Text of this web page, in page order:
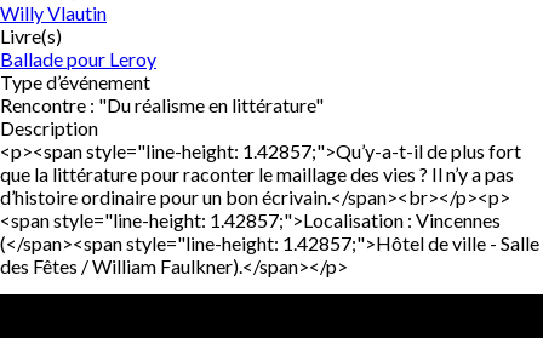
Willy Vlautin
Livre(s)
Ballade pour Leroy
Type d’événement
Rencontre : "Du réalisme en littérature"
Description
<p><span style="line-height: 1.42857;">Qu’y-a-t-il de plus fort
que la littérature pour raconter le maillage des vies ? Il n’y a pas
d’histoire ordinaire pour un bon écrivain.</span><br></p><p>
<span style="line-height: 1.42857;">Localisation : Vincennes
(</span><span style="line-height: 1.42857;">Hôtel de ville - Salle
des Fêtes / William Faulkner).</span></p>